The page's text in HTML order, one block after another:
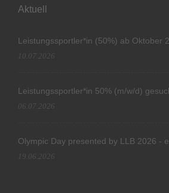
Aktuell
Leistungssportler*in (50%) ab Oktober
10.07.2026
Leistungssportler*in 50% (m/w/d)
06.07.2026
Olympic Day presented by LLB 2026 -
19.06.2026